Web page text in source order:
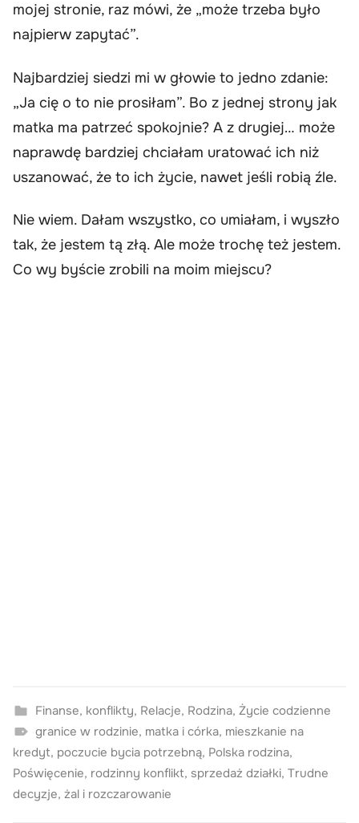
mojej stronie, raz mówi, że „może trzeba było
najpierw zapytać”.
Najbardziej siedzi mi w głowie to jedno zdanie:
„Ja cię o to nie prosiłam”. Bo z jednej strony jak
matka ma patrzeć spokojnie? A z drugiej… może
naprawdę bardziej chciałam uratować ich niż
uszanować, że to ich życie, nawet jeśli robią źle.
Nie wiem. Dałam wszystko, co umiałam, i wyszło
tak, że jestem tą złą. Ale może trochę też jestem.
Co wy byście zrobili na moim miejscu?
Finanse, konflikty, Relacje, Rodzina, Życie codzienne
granice w rodzinie, matka i córka, mieszkanie na
kredyt, poczucie bycia potrzebną, Polska rodzina,
Poświęcenie, rodzinny konflikt, sprzedaż działki, Trudne
decyzje, żal i rozczarowanie